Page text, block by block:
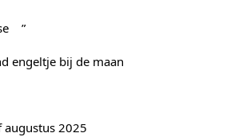
”
engeltje bij de maan
augustus 2025